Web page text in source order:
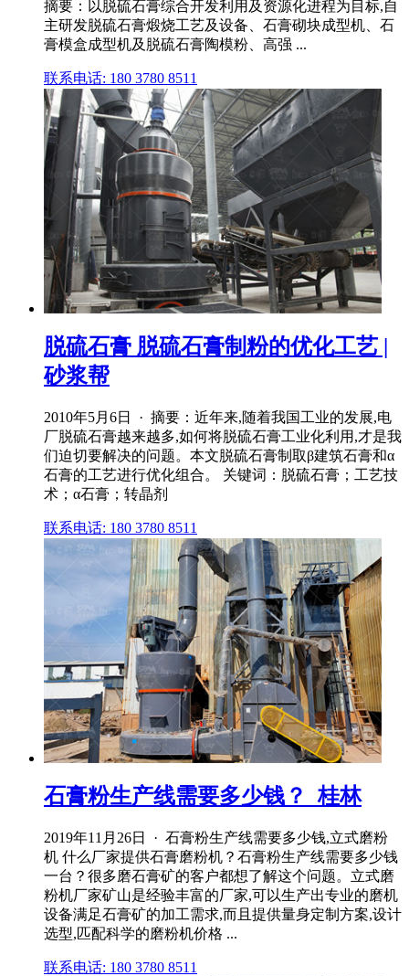
摘要：以脱硫石膏综合开发利用及资源化进程为目标,自
主研发脱硫石膏煅烧工艺及设备、石膏砌块成型机、石
膏模盒成型机及脱硫石膏陶模粉、高强 ...
联系电话: 180 3780 8511
脱硫石膏 脱硫石膏制粉的优化工艺 |
砂浆帮
2010年5月6日 · 摘要：近年来,随着我国工业的发展,电
厂脱硫石膏越来越多,如何将脱硫石膏工业化利用,才是我
们迫切要解决的问题。本文脱硫石膏制取β建筑石膏和α
石膏的工艺进行优化组合。 关键词：脱硫石膏；工艺技
术；α石膏；转晶剂
联系电话: 180 3780 8511
石膏粉生产线需要多少钱？_桂林
2019年11月26日 · 石膏粉生产线需要多少钱,立式磨粉
机 什么厂家提供石膏磨粉机？石膏粉生产线需要多少钱
一台？很多磨石膏矿的客户都想了解这个问题。立式磨
粉机厂家矿山是经验丰富的厂家,可以生产出专业的磨机
设备满足石膏矿的加工需求,而且提供量身定制方案,设计
选型,匹配科学的磨粉机价格 ...
联系电话: 180 3780 8511